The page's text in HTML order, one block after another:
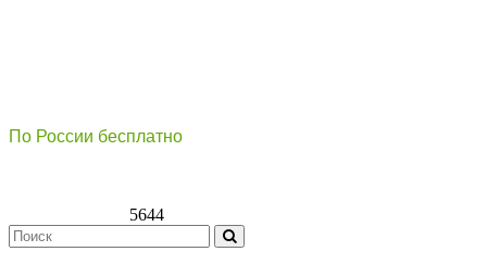
По России бесплатно
5644